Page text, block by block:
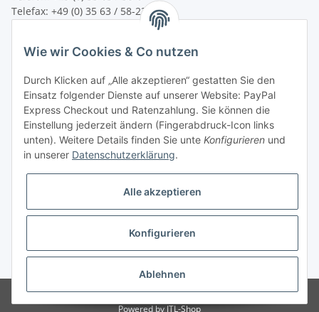
Telefax: +49 (0) 35 63 / 58-231
service@bsn-spremberg.de
Wir versenden mit:
Ihre Zahlmöglichkeiten:
* Alle Preise inkl. gesetzlicher USt.
© bsn Vertriebs- und Beratungsgesellschaft mbH - BSN SPREMBERG
Powered byJTL-Shop
Wie wir Cookies & Co nutzen
Durch Klicken auf „Alle akzeptieren“ gestatten Sie den
Einsatz folgender Dienste auf unserer Website: PayPal
Express Checkout und Ratenzahlung. Sie können die
Einstellung jederzeit ändern (Fingerabdruck-Icon links
unten). Weitere Details finden Sie unte Konfigurieren und
in unserer Datenschutzerklärung.
Alle akzeptieren
Konfigurieren
Ablehnen